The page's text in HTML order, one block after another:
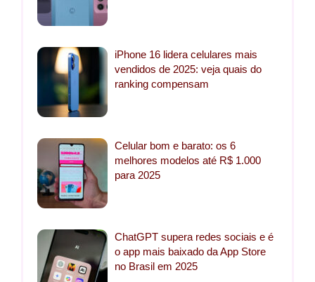
iPhone 16 lidera celulares mais
vendidos de 2025: veja quais do
ranking compensam
Celular bom e barato: os 6
melhores modelos até R$ 1.000
para 2025
ChatGPT supera redes sociais e é
o app mais baixado da App Store
no Brasil em 2025